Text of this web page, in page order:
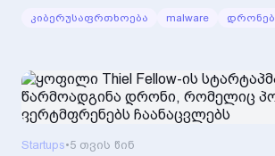
კიბერუსაფრთხოება malware
Startups•5 თვის წინ